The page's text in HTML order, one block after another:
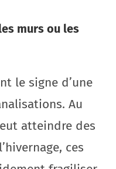
murs ou les
le signe d’une
Au
atteindre des
ces